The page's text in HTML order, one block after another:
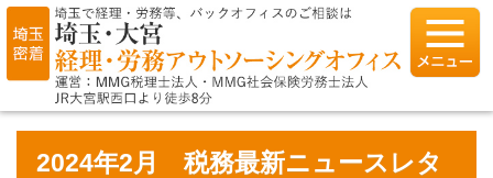
2024年2月 税務最新ニュースレタ